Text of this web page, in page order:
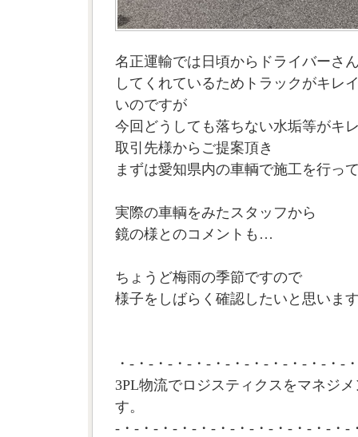
名正運輸では日頃からドライバーさ
してくれているためトラックがキレ
いのですが
今回どうしても落ちない水垢等がキ
取引先様からご提案頂き
まずは愛知県内の車輌で施工を行っ
実際の車輌をみたスタッフから
鏡の様とのコメントも…
ちょうど梅雨の季節ですので
様子をしばらく確認したいと思いま
・-・-・-・-・-・-・-・-・-・-・-・-
3PL物流でロジスティクスをマネジ
す。
-・-・-・-・-・-・-・-・-・-・-・-・-